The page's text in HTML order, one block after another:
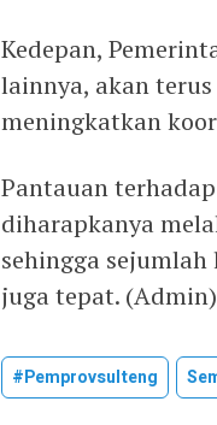
Kedepan,
lainnya, akan
meningkatkan
Pantauan
diharapkanya
sehingga
juga tepat. (Admin)
#pemprovsulteng